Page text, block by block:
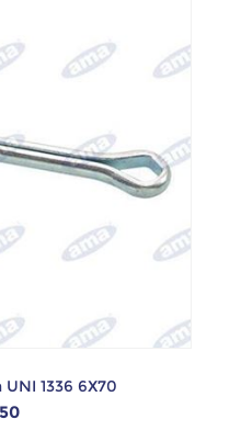
1336 6X70